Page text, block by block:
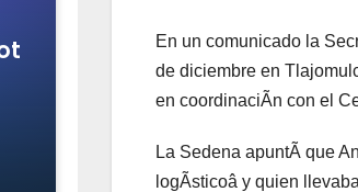
En un comunicado la
de diciembre en
en coordinaciÃn con el
La Sedena apuntÃ que
logÃsticoâ y quien